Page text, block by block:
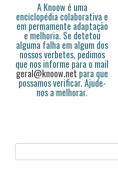
A Knoow é uma
enciclopédia colaborativa e
em permamente adaptação
e melhoria. Se detetou
alguma falha em algum dos
nossos verbetes, pedimos
que nos informe para o mail
geral@knoow.net para que
possamos verificar. Ajude-
nos a melhorar.